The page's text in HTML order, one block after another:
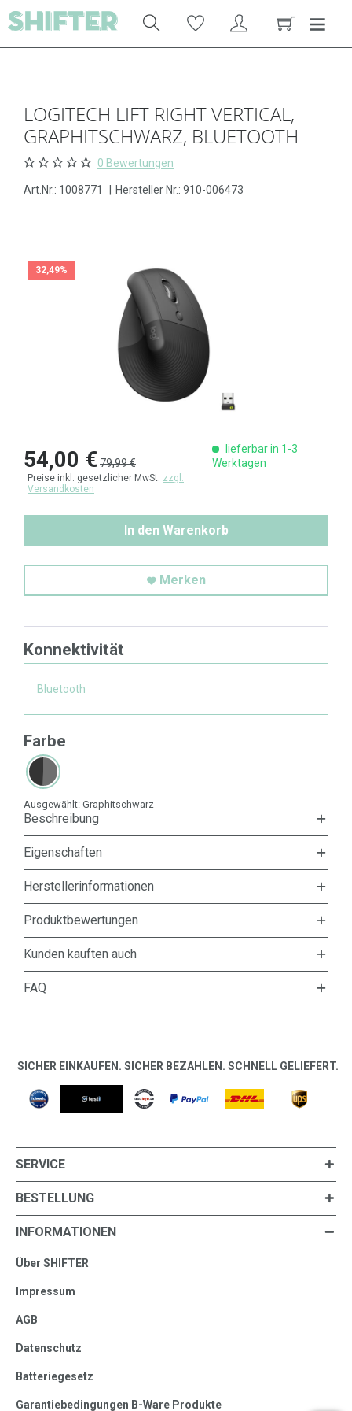
LOGITECH LIFT RIGHT VERTICAL,
GRAPHITSCHWARZ, BLUETOOTH
0 Bewertungen
Art.Nr.: 1008771 Hersteller Nr.: 910-006473
32,49%
54,00 €79,99 €
Preise inkl. gesetzlicher MwSt. zzgl.
Versandkosten
lieferbar in 1-3
Werktagen
In den Warenkorb
Merken
Konnektivität
Bluetooth
Farbe
Ausgewählt: Graphitschwarz
Beschreibung
Eigenschaften
Herstellerinformationen
Produktbewertungen
Kunden kauften auch
FAQ
SICHER EINKAUFEN. SICHER BEZAHLEN. SCHNELL GELIEFERT.
SERVICE
BESTELLUNG
INFORMATIONEN
Über SHIFTER
Impressum
AGB
Datenschutz
Batteriegesetz
Garantiebedingungen B-Ware Produkte